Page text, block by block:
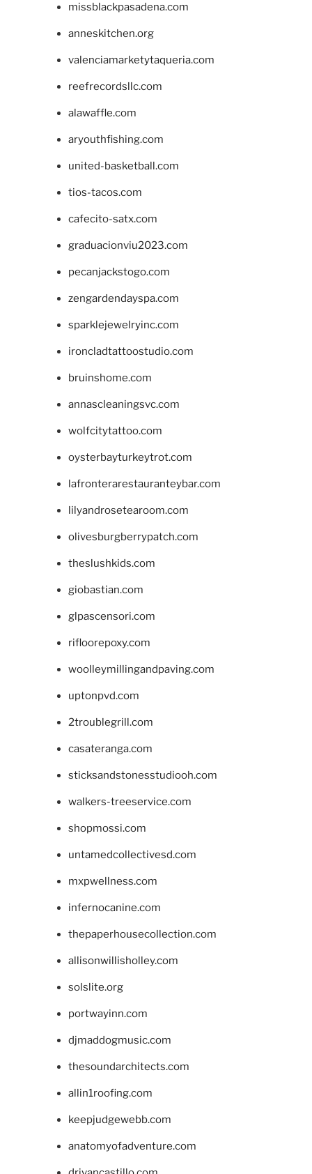
missblackpasadena.com
anneskitchen.org
valenciamarketytaqueria.com
reefrecordsllc.com
alawaffle.com
aryouthfishing.com
united-basketball.com
tios-tacos.com
cafecito-satx.com
graduacionviu2023.com
pecanjackstogo.com
zengardendayspa.com
sparklejewelryinc.com
ironcladtattoostudio.com
bruinshome.com
annascleaningsvc.com
wolfcitytattoo.com
oysterbayturkeytrot.com
lafronterarestauranteybar.com
lilyandrosetearoom.com
olivesburgberrypatch.com
theslushkids.com
giobastian.com
glpascensori.com
rifloorepoxy.com
woolleymillingandpaving.com
uptonpvd.com
2troublegrill.com
casateranga.com
sticksandstonesstudiooh.com
walkers-treeservice.com
shopmossi.com
untamedcollectivesd.com
mxpwellness.com
infernocanine.com
thepaperhousecollection.com
allisonwillisholley.com
solslite.org
portwayinn.com
djmaddogmusic.com
thesoundarchitects.com
allin1roofing.com
keepjudgewebb.com
anatomyofadventure.com